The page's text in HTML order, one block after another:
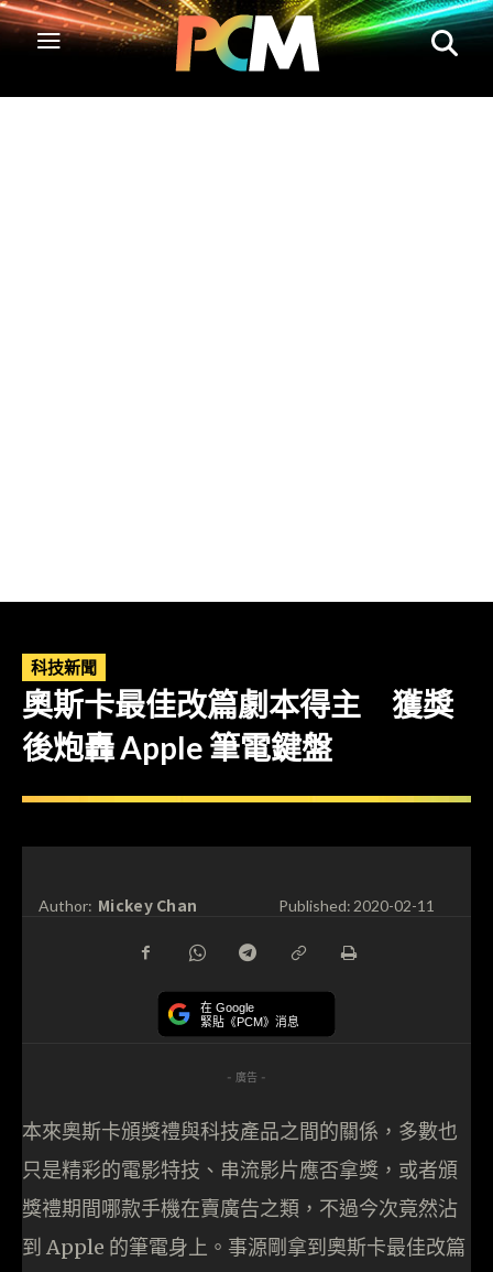
科技新聞
奧斯卡最佳改篇劇本得主 獲獎
後炮轟 Apple 筆電鍵盤
Author: Mickey Chan Published:2020-02-11
在 Google
緊貼《PCM》消息
- 廣告 -
本來奧斯卡頒獎禮與科技產品之間的關係，多數也
只是精彩的電影特技、串流影片應否拿獎，或者頒
獎禮期間哪款手機在賣廣告之類，不過今次竟然沾
到 Apple 的筆電身上。事源剛拿到奧斯卡最佳改篇